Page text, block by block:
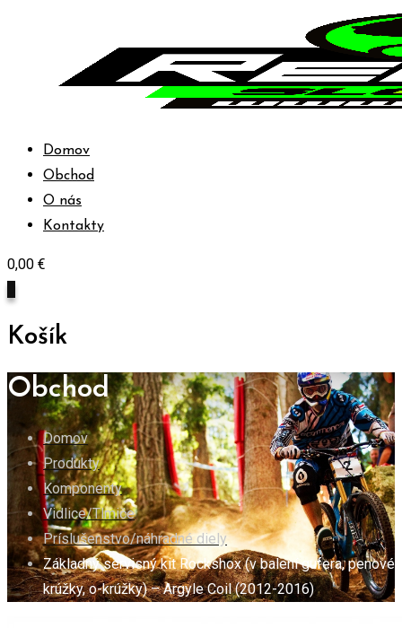
Domov
Obchod
O nás
Kontakty
0,00 €
Košík
Obchod
Domov
Produkty
Komponenty
Vidlice/Tlmiče
Príslušenstvo/náhradné diely
Základný servisný kit Rockshox (v balení gufera, penové
krúžky, o-krúžky) – Argyle Coil (2012-2016)